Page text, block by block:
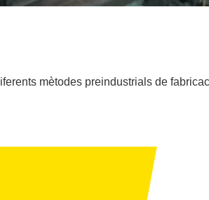
mètodes preindustrials de